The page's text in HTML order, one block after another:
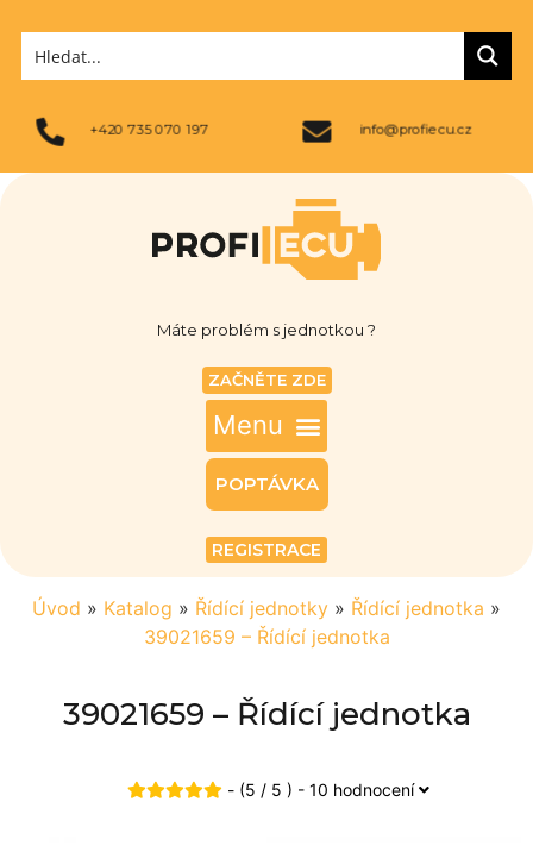
+420 735 070 197 info@profiecu.cz
Máte problém s jednotkou ?
ZAČNĚTE ZDE
POPTÁVKA
REGISTRACE
Úvod » Katalog » Řídící jednotky » Řídící jednotka »
39021659 – Řídící jednotka
39021659 – Řídící jednotka
- (5 / 5 ) - 10 hodnocení